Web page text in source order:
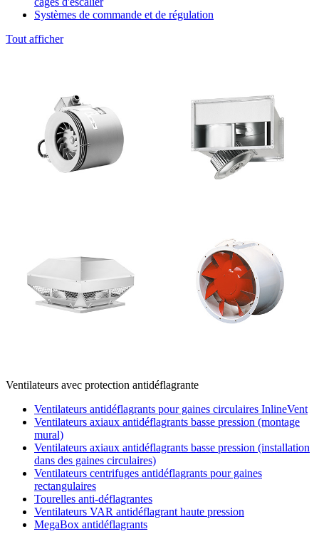
Systèmes de commande et de régulation
Tout afficher
Ventilateurs avec protection antidéflagrante
Ventilateurs antidéflagrants pour gaines circulaires InlineVent
Ventilateurs axiaux antidéflagrants basse pression (montage
mural)
Ventilateurs axiaux antidéflagrants basse pression (installation
dans des gaines circulaires)
Ventilateurs centrifuges antidéflagrants pour gaines
rectangulaires
Tourelles anti-déflagrantes
Ventilateurs VAR antidéflagrant haute pression
MegaBox antidéflagrants